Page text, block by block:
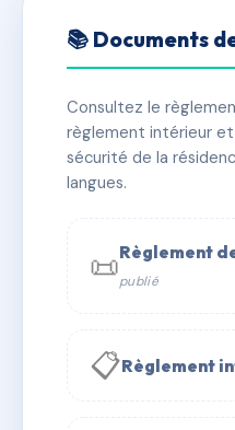
KELLERMAN
✓ Immatriculée 🏠 11
📞 Contacter Syndic
📚 Documents
Consultez le
règlement intérieur
sécurité de la
langues.
📜Règlement
publié
📋Règlement